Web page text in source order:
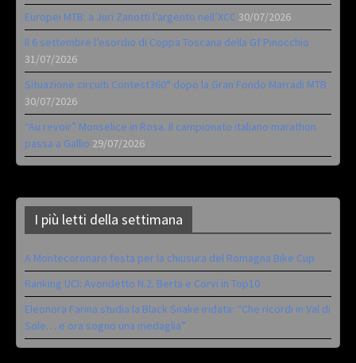
Europei MTB: a Juri Zanotti l’argento nell’XCC 30/07/2026
Il 6 settembre l’esordio di Coppa Toscana della Gf Pinocchio
31/07/2026
Situazione circuiti Contest360° dopo la Gran Fondo Marradi MTB
30/07/2026
“Au revoir” Monselice in Rosa. Il campionato italiano marathon
passa a Gallio 29/07/2026
I più letti della settimana
A Montecoronaro festa per la chiusura del Romagna Bike Cup
Ranking UCI: Avondetto N.2. Berta e Corvi in Top10
Eleonora Farina studia la Black Snake iridata: “Che ricordi in Val di
Sole… e ora sogno una medaglia”